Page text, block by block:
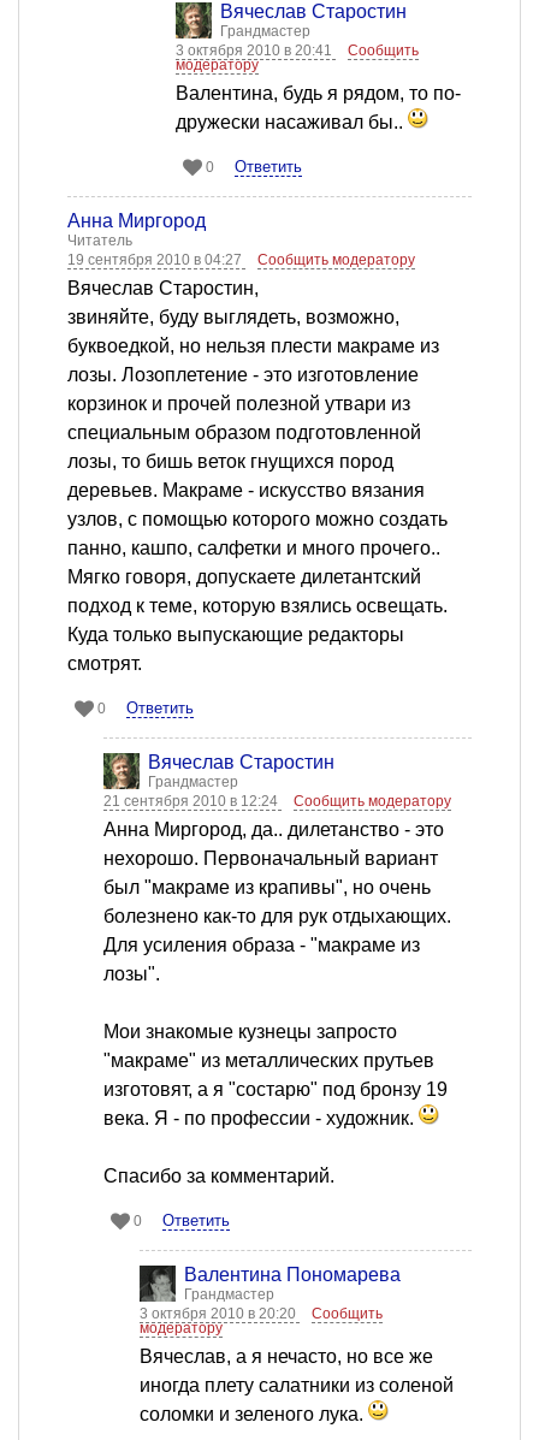
Вячеслав Старостин
Грандмастер
3 октября 2010 в 20:41
Сообщить
модератору
Валентина, будь я рядом, то по-
дружески насаживал бы..
0 Ответить
Анна Миргород
Читатель
19 сентября 2010 в 04:27
Сообщить модератору
Вячеслав Старостин,
звиняйте, буду выглядеть, возможно,
буквоедкой, но нельзя плести макраме из
лозы. Лозоплетение - это изготовление
корзинок и прочей полезной утвари из
специальным образом подготовленной
лозы, то бишь веток гнущихся пород
деревьев. Макраме - искусство вязания
узлов, с помощью которого можно создать
панно, кашпо, салфетки и много прочего..
Мягко говоря, допускаете дилетантский
подход к теме, которую взялись освещать.
Куда только выпускающие редакторы
смотрят.
0 Ответить
Вячеслав Старостин
Грандмастер
21 сентября 2010 в 12:24
Сообщить модератору
Анна Миргород, да.. дилетанство - это
нехорошо. Первоначальный вариант
был "макраме из крапивы", но очень
болезнено как-то для рук отдыхающих.
Для усиления образа - "макраме из
лозы".
Мои знакомые кузнецы запросто
"макраме" из металлических прутьев
изготовят, а я "состарю" под бронзу 19
века. Я - по профессии - художник.
Спасибо за комментарий.
0 Ответить
Валентина Пономарева
Грандмастер
3 октября 2010 в 20:20
Сообщить
модератору
Вячеслав, а я нечасто, но все же
иногда плету салатники из соленой
соломки и зеленого лука.